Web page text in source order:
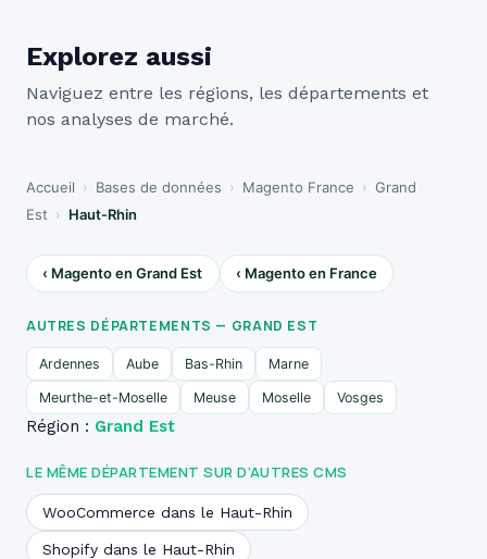
Explorez aussi
Naviguez entre les régions, les départements et
nos analyses de marché.
Accueil › Bases de données › Magento France › Grand
Est › Haut-Rhin
‹ Magento en Grand Est ‹ Magento en France
AUTRES DÉPARTEMENTS — GRAND EST
Ardennes Aube Bas-Rhin Marne
Meurthe-et-Moselle Meuse Moselle Vosges
Région : Grand Est
LE MÊME DÉPARTEMENT SUR D’AUTRES CMS
WooCommerce dans le Haut-Rhin
Shopify dans le Haut-Rhin